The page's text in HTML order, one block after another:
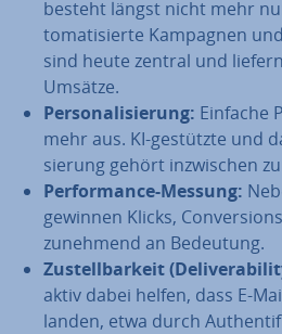
besteht längst nicht mehr
to­ma­ti­sier­te Kampagnen und
sind heute zentral und
Umsätze.
Per­so­na­li­sie­rung: Einfache
mehr aus. KI-gestützte und
sie­rung gehört in­zwi­schen
Per­for­mance-Messung:
gewinnen Klicks,
zunehmend an Bedeutung.
Zu­stell­bar­keit
aktiv dabei helfen, dass E-
landen, etwa durch